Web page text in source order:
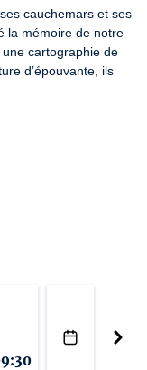
cauchemars et ses
la mémoire de notre
une cartographie de
d’épouvante, ils